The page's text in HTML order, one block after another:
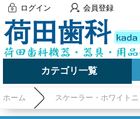
ログイン 会員登録
カテゴリ一覧
ホーム スケーラー・ホワイト